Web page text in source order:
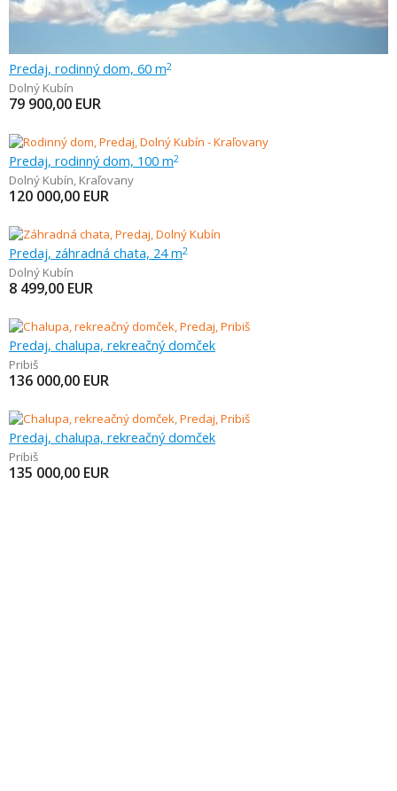
Predaj, rodinný dom, 60 m2
Dolný Kubín
79 900,00 EUR
Predaj, rodinný dom, 100 m2
Dolný Kubín, Kraľovany
120 000,00 EUR
Predaj, záhradná chata, 24 m2
Dolný Kubín
8 499,00 EUR
Predaj, chalupa, rekreačný domček
Pribiš
136 000,00 EUR
Predaj, chalupa, rekreačný domček
Pribiš
135 000,00 EUR